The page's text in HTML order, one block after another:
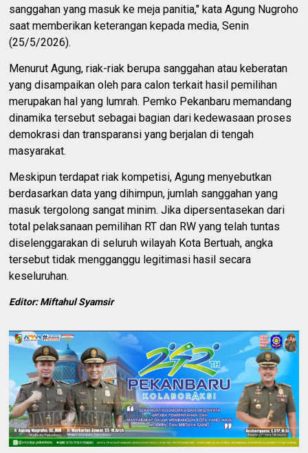
sanggahan yang masuk ke meja panitia," kata Agung Nugroho
saat memberikan keterangan kepada media, Senin
(25/5/2026).
Menurut Agung, riak-riak berupa sanggahan atau keberatan
yang disampaikan oleh para calon terkait hasil pemilihan
merupakan hal yang lumrah. Pemko Pekanbaru memandang
dinamika tersebut sebagai bagian dari kedewasaan proses
demokrasi dan transparansi yang berjalan di tengah
masyarakat.
Meskipun terdapat riak kompetisi, Agung menyebutkan
berdasarkan data yang dihimpun, jumlah sanggahan yang
masuk tergolong sangat minim. Jika dipersentasekan dari
total pelaksanaan pemilihan RT dan RW yang telah tuntas
diselenggarakan di seluruh wilayah Kota Bertuah, angka
tersebut tidak mengganggu legitimasi hasil secara
keseluruhan.
Editor: Miftahul Syamsir